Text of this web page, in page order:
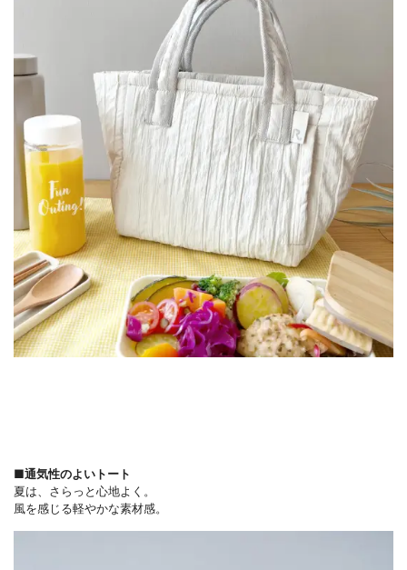
■通気性のよいトート
夏は、さらっと心地よく。
風を感じる軽やかな素材感。